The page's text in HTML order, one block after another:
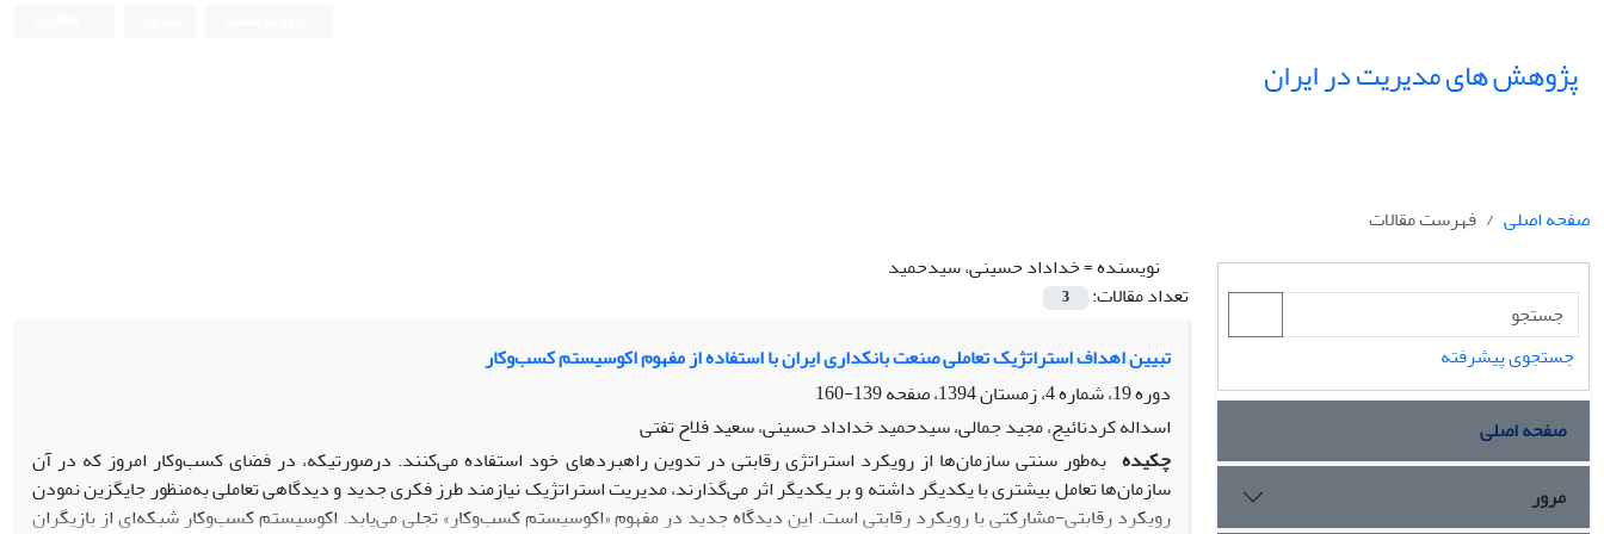
پژوهش های مدیریت در ایران
صفحه اصلی
فهرست مقالات
نویسنده =خداداد حسینی، سیدحمید
تعداد مقالات:
3
تبیین اهداف استراتژیک تعاملی صنعت بانکداری ایران با استفاده از مفهوم اکوسیستم کسب‌وکار
دوره 19، شماره 4، زمستان 1394، صفحه
139-160
اسداله کردنائیج، مجید جمالی، سیدحمید خداداد حسینی، سعید فلاح تفتی
چکیده به‌طور سنتی سازمان‌ها از رویکرد استراتژی رقابتی در تدوین راهبردهای خود استفاده می‌کنند. درصورتیکه، در فضای کسب‌وکار امروز که در آن
سازمان‌ها تعامل بیشتری با یکدیگر داشته و بر یکدیگر اثر می‌گذارند، مدیریت استراتژیک نیازمند طرز فکری جدید و دیدگاهی تعاملی به‌منظور جایگزین نمودن
رویکرد رقابتی-مشارکتی با رویکرد رقابتی است. این دیدگاه جدید در مفهوم «اکوسیستم کسب‌وکار» تجلی می‌یابد. اکوسیستم کسب‌وکار شبکه‌ای از بازیگران
جستجوی پیشرفته
صفحه اصلی
مرور